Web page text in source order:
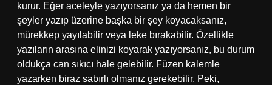
kurur. Eğer aceleyle yazıyorsanız ya da hemen bir
şeyler yazıp üzerine başka bir şey koyacaksanız,
mürekkep yayılabilir veya leke bırakabilir. Özellikle
yazıların arasına elinizi koyarak yazıyorsanız, bu durum
oldukça can sıkıcı hale gelebilir. Füzen kalemle
yazarken biraz sabırlı olmanız gerekebilir. Peki,